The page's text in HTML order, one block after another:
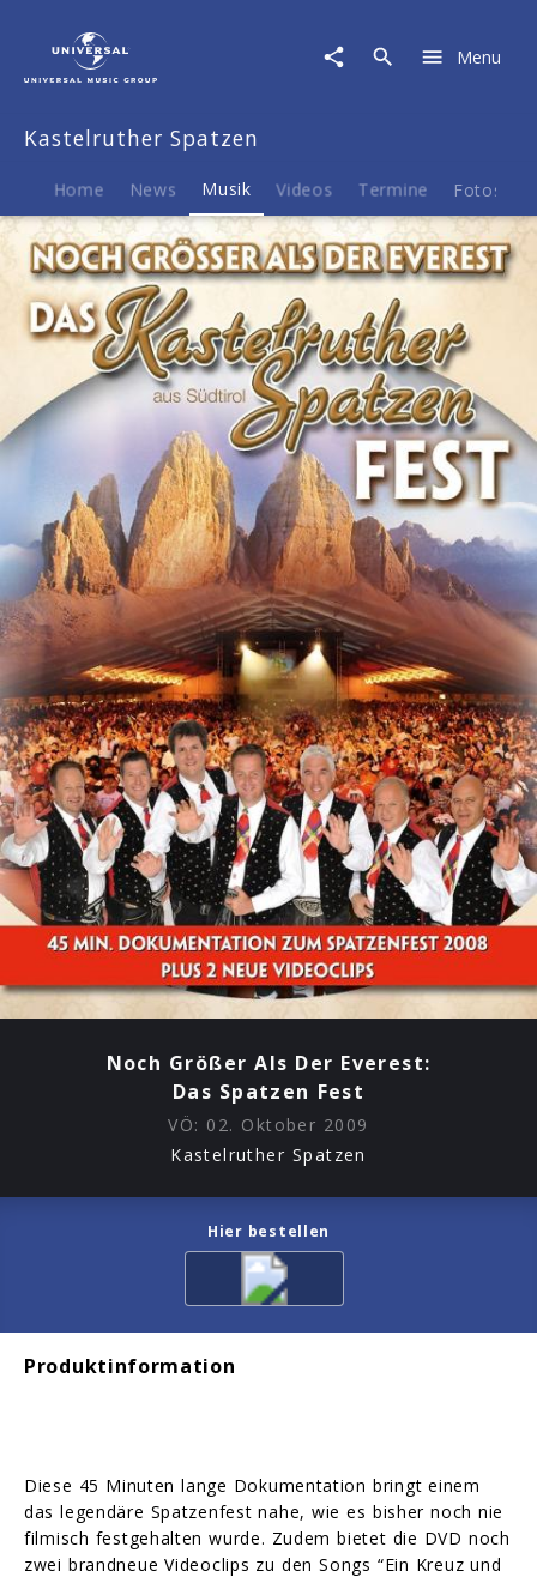
Musik
Noch
Der
Everest:
Das
Spatzen
Fest
Menu
Kastelruther Spatzen
Home News Musik Videos Termine Fotos
Noch Größer Als Der Everest:
Das Spatzen Fest
VÖ: 02. Oktober 2009
Kastelruther Spatzen
Hier bestellen
Produktinformation
Diese 45 Minuten lange Dokumentation bringt einem
das legendäre Spatzenfest nahe, wie es bisher noch nie
filmisch festgehalten wurde. Zudem bietet die DVD noch
zwei brandneue Videoclips zu den Songs “Ein Kreuz und